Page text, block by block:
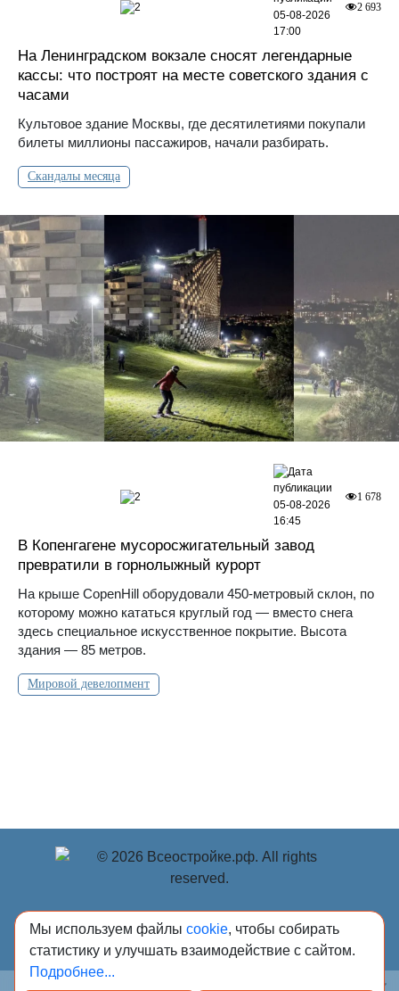
На Ленинградском вокзале сносят легендарные
кассы: что построят на месте советского здания с
часами
Культовое здание Москвы, где десятилетиями покупали
билеты миллионы пассажиров, начали разбирать.
Скандалы месяца
2 2 693
05-08-2026
17:00
В Копенгагене мусоросжигательный завод
превратили в горнолыжный курорт
На крыше CopenHill оборудовали 450-метровый склон, по
которому можно кататься круглый год — вместо снега
здесь специальное искусственное покрытие. Высота
здания — 85 метров.
Мировой девелопмент
2 1 678
05-08-2026
16:45
© Учредитель: Индивидуальный предприниматель
Опрышко Светлана Александровна, 2018-2026.
Сообщения и материалы сетевого издания «Всё о
стройке» (зарегистрировано Федеральной службой по
надзору в сфере связи, информационных технологий и
Мы используем файлы cookie, чтобы собирать
статистику и улучшать взаимодействие с сайтом.
Подробнее...